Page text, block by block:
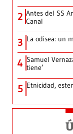
2 Antes del SS
Canal
3 La odisea: un
4 Samuel
tiene’
5 Etnicidad,